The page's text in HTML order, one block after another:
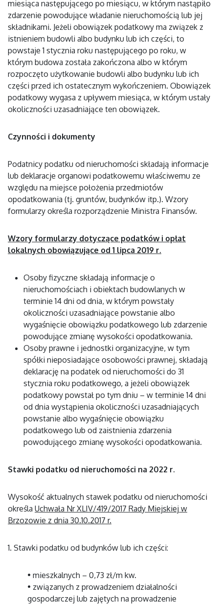
miesiąca następującego po miesiącu, w którym nastąpiło
zdarzenie powodujące władanie nieruchomością lub jej
składnikami. Jeżeli obowiązek podatkowy ma związek z
istnieniem budowli albo budynku lub ich części, to
powstaje 1 stycznia roku następującego po roku, w
którym budowa została zakończona albo w którym
rozpoczęto użytkowanie budowli albo budynku lub ich
części przed ich ostatecznym wykończeniem. Obowiązek
podatkowy wygasa z upływem miesiąca, w którym ustały
okoliczności uzasadniające ten obowiązek.
Czynności i dokumenty
Podatnicy podatku od nieruchomości składają informacje
lub deklaracje organowi podatkowemu właściwemu ze
względu na miejsce położenia przedmiotów
opodatkowania (tj. gruntów, budynków itp.). Wzory
formularzy określa rozporządzenie Ministra Finansów.
Wzory formularzy dotyczące podatków i opłat
lokalnych obowiązujące od 1 lipca 2019 r.
Osoby fizyczne składają informacje o
nieruchomościach i obiektach budowlanych w
terminie 14 dni od dnia, w którym powstały
okoliczności uzasadniające powstanie albo
wygaśnięcie obowiązku podatkowego lub zdarzenie
powodujące zmianę wysokości opodatkowania.
Osoby prawne i jednostki organizacyjne, w tym
spółki nieposiadające osobowości prawnej, składają
deklarację na podatek od nieruchomości do 31
stycznia roku podatkowego, a jeżeli obowiązek
podatkowy powstał po tym dniu – w terminie 14 dni
od dnia wystąpienia okoliczności uzasadniających
powstanie albo wygaśnięcie obowiązku
podatkowego lub od zaistnienia zdarzenia
powodującego zmianę wysokości opodatkowania.
Stawki podatku od nieruchomości na 2022 r.
Wysokość aktualnych stawek podatku od nieruchomości
określa Uchwała Nr XLIV/419/2017 Rady Miejskiej w
Brzozowie z dnia 30.10.2017 r.
1. Stawki podatku od budynków lub ich części:
• mieszkalnych – 0,73 zł/m kw.
• związanych z prowadzeniem działalności
gospodarczej lub zajętych na prowadzenie